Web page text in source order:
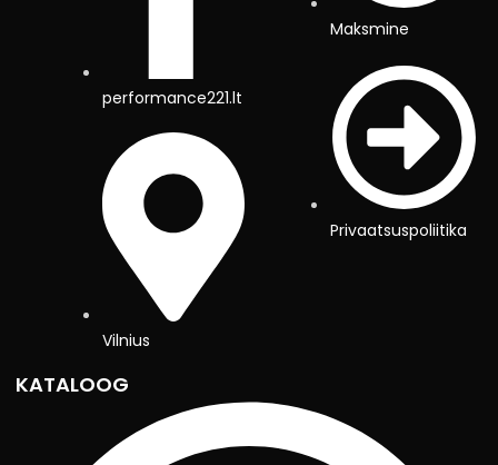
performance221.lt
Vilnius
Maksmine
Privaatsuspoliitika
KATALOOG